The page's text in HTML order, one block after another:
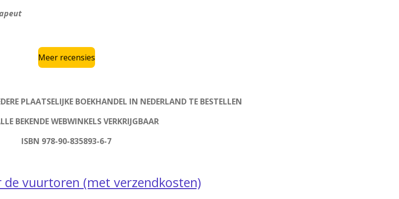
Meer recensies
PLAATSELIJKE BOEKHANDEL IN NEDERLAND TE BESTELLEN
BEKENDE WEBWINKELS VERKRIJGBAAR
ISBN 978-90-835893-6-7
de vuurtoren (met verzendkosten)